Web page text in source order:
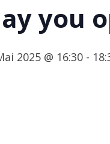
you
2025 @ 16:30 -